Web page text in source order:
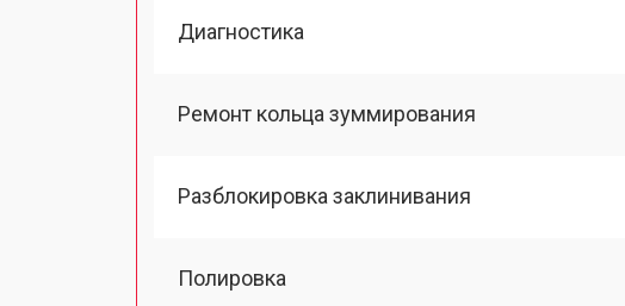
Диагностика
Ремонт кольца зуммирования
Разблокировка заклинивания
Полировка